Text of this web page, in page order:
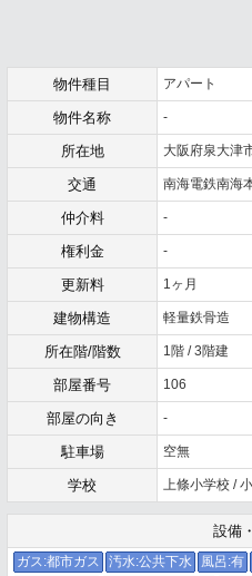
物件種目 アパート
物件名称 -
所在地 大阪府泉大津
交通 南海電鉄南海
仲介料 -
権利金 -
更新料 1ヶ月
建物構造 軽量鉄骨造
所在階/階数 1階 / 3階建
部屋番号 106
部屋の向き -
駐車場 空無
学校 上條小学校 /
設備
ガス:都市ガス 汚水:公共下水 風呂:有